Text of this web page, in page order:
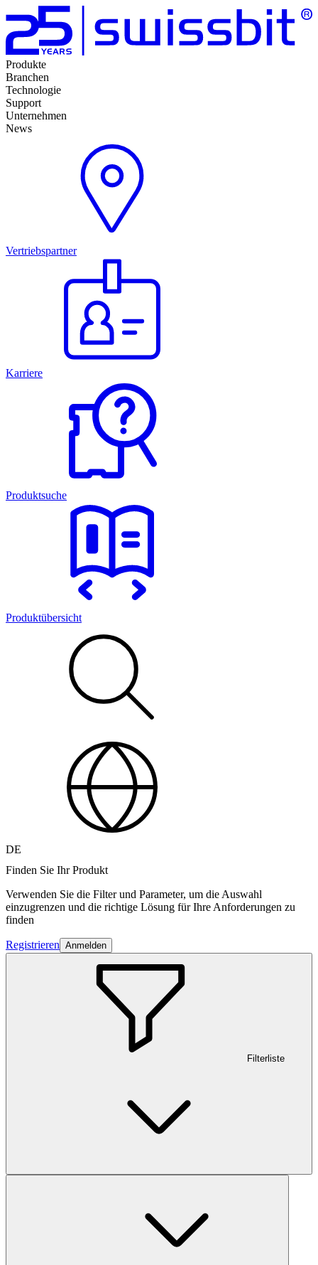
Produkte
Branchen
Technologie
Support
Unternehmen
News
Vertriebspartner
Karriere
Produktsuche
Produktübersicht
DE
Finden Sie Ihr Produkt
Verwenden Sie die Filter und Parameter, um die Auswahl
einzugrenzen und die richtige Lösung für Ihre Anforderungen zu
finden
Registrieren Anmelden
Filterliste